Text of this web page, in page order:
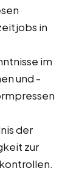
in
im
und -
der
zur